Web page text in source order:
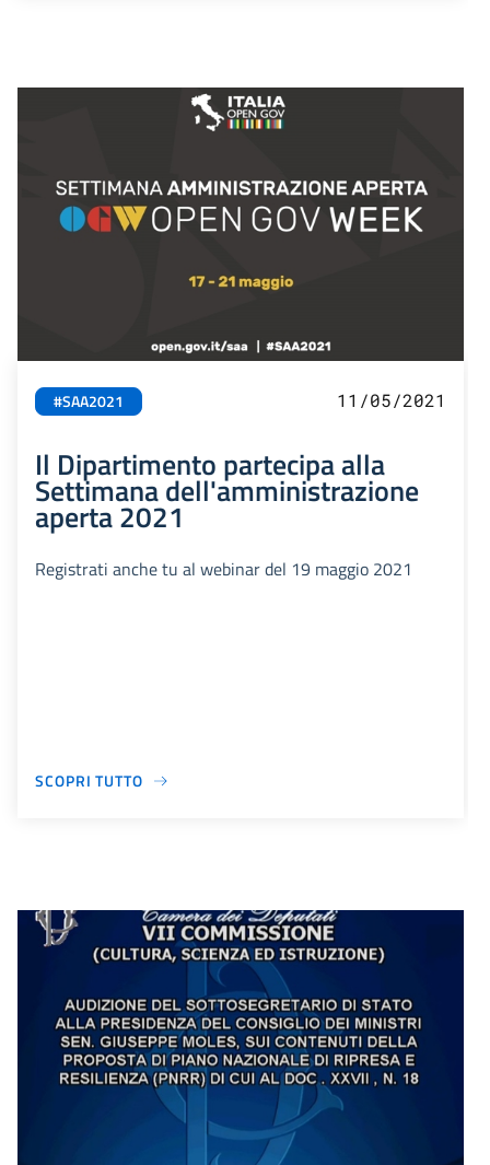
#SAA2021 11/05/2021
Il Dipartimento partecipa alla
Settimana dell'amministrazione
aperta 2021
Registrati anche tu al webinar del 19 maggio 2021
SCOPRI TUTTO